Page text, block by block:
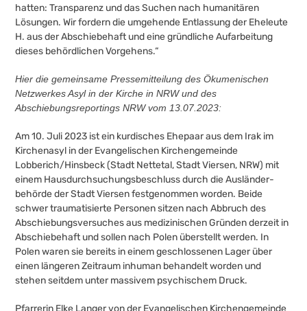
hatten: Transparenz und das Suchen nach humanitären
Lösungen. Wir fordern die umgehende Entlassung der Eheleute
H. aus der Abschiebehaft und eine gründliche Aufarbeitung
dieses behördlichen Vorgehens.“
Hier die gemeinsame Pressemitteilung des Ökumenischen
Netzwerkes Asyl in der Kirche in NRW und des
Abschiebungsreportings NRW vom 13.07.2023:
Am 10. Juli 2023 ist ein kurdisches Ehepaar aus dem Irak im
Kirchenasyl in der Evangelischen Kirchengemeinde
Lobberich/Hinsbeck (Stadt Nettetal, Stadt Viersen, NRW) mit
einem Hausdurchsuchungsbeschluss durch die Ausländer­
behörde der Stadt Viersen festgenommen worden. Beide
schwer traumatisierte Personen sitzen nach Abbruch des
Abschiebungsversuches aus medizinischen Gründen derzeit in
Abschiebehaft und sollen nach Polen überstellt werden. In
Polen waren sie bereits in einem geschlossenen Lager über
einen längeren Zeitraum inhuman behandelt worden und
stehen seitdem unter massivem psychischem Druck.
Pfarrerin Elke Langer von der Evangelischen Kirchengemeinde